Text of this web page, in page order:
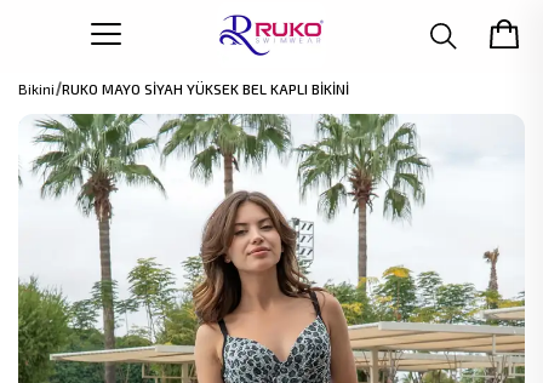
Bikini RUKO MAYO SİYAH YÜKSEK BEL KAPLI BİKİNİ